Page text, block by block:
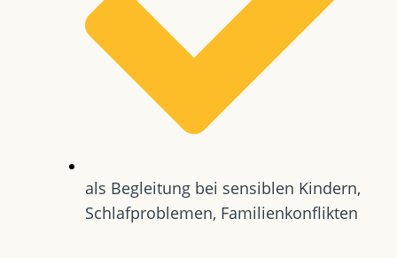
als Begleitung bei sensiblen Kindern,
Schlafproblemen, Familienkonflikten